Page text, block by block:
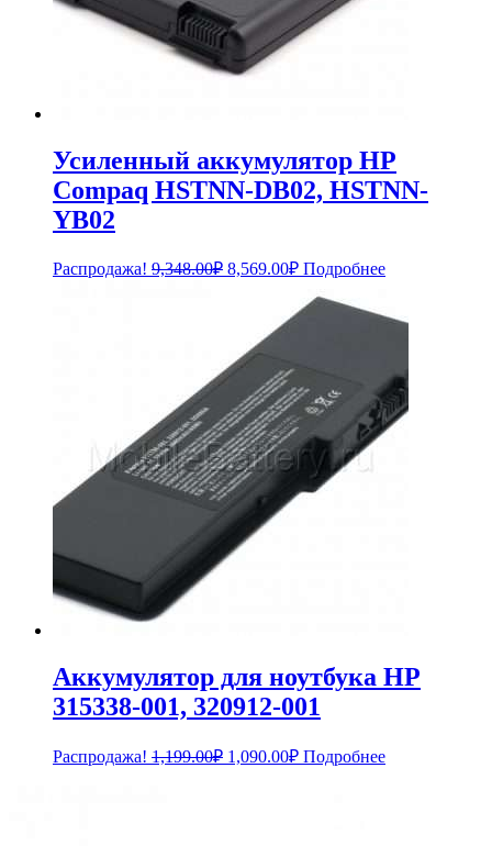
Усиленный аккумулятор HP
Compaq HSTNN-DB02, HSTNN-
YB02
Распродажа! 9,348.00₽ Первоначальная
составляла
9,348.00₽.
8,569.00₽Текущая
8,569.00₽.
Подробнее
Аккумулятор для ноутбука HP
315338-001, 320912-001
Распродажа! 1,199.00₽ Первоначальная
1,090.00₽Текущая
цена:
Подробнее